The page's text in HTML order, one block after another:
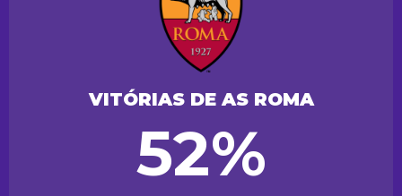
VITÓRIAS DE AS ROMA
52%